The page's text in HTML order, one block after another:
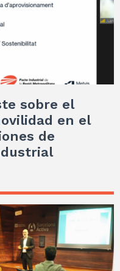
sobre el
en el
de